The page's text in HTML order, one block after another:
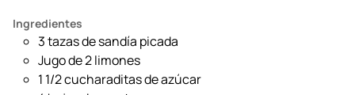
Ingredientes
3 tazas de sandía picada
Jugo de 2 limones
1 1/2 cucharaditas de azúcar